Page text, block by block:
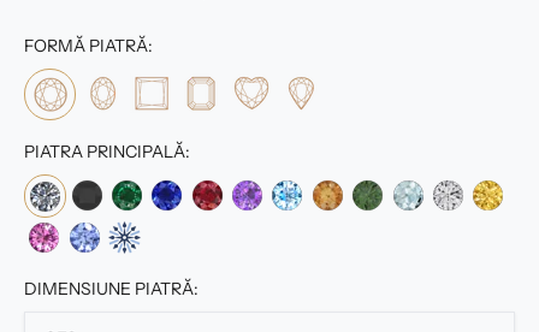
FORMĂ PIATRĂ:
PIATRA PRINCIPALĂ:
DIMENSIUNE PIATRĂ: